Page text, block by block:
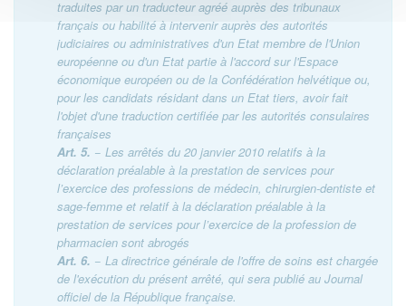
traduites par un traducteur agréé auprès des tribunaux
français ou habilité à intervenir auprès des autorités
judiciaires ou administratives d'un Etat membre de l'Union
européenne ou d'un Etat partie à l'accord sur l'Espace
économique européen ou de la Confédération helvétique ou,
pour les candidats résidant dans un Etat tiers, avoir fait
l'objet d'une traduction certifiée par les autorités consulaires
françaises
Art. 5. − Les arrêtés du 20 janvier 2010 relatifs à la
déclaration préalable à la prestation de services pour
l’exercice des professions de médecin, chirurgien-dentiste et
sage-femme et relatif à la déclaration préalable à la
prestation de services pour l’exercice de la profession de
pharmacien sont abrogés
Art. 6. − La directrice générale de l'offre de soins est chargée
de l'exécution du présent arrêté, qui sera publié au Journal
officiel de la République française.